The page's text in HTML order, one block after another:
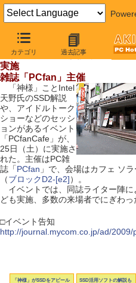
カテゴリ 過去記事
【 2009年7月25日号 】
「神様」のSSD解説やアイド
実施
雑誌「PCfan」主催
「神様」ことIntel
天野氏のSSD解説
や、アイドルトーク
ショーなどのセッシ
ョンがあるイベント
「PCfanCafe」が、
25日（土）に実施さ
れた。主催はPC雑
誌「PCfan 」で、会場はカフェ ソ
（ブロックD2-[e2]）。
イベントでは、同誌ライター陣に
ども実施、多数の来場者でにぎわっ
□イベント告知
http://journal.mycom.co.jp/ad/2009/
「神様」がSSDをアピール
SSD活用ソフトの解説も